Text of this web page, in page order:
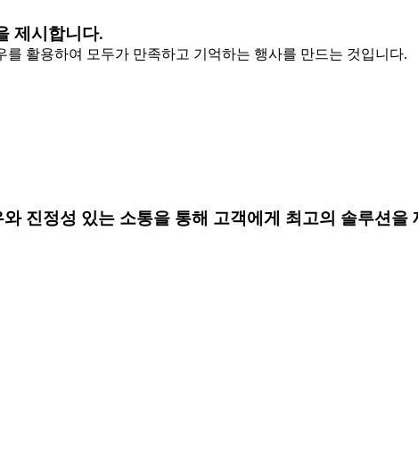
제시합니다.
를 활용하여 모두가 만족하고 기억하는 행사를 만드는 것입니다.
진정성 있는 소통을 통해 고객에게 최고의 솔루션을